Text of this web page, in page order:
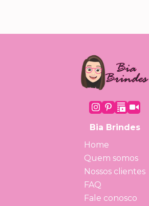
Bia Brindes
Home
Quem somos
Nossos clientes
FAQ
Fale conosco